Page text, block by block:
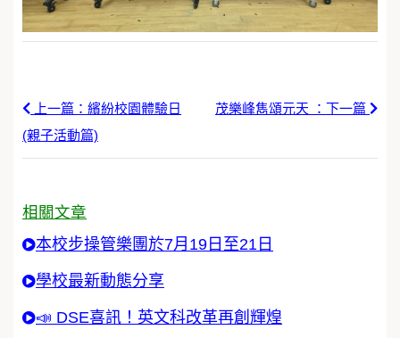
上一篇：繽紛校園體驗日
(親子活動篇)
茂樂峰雋頌元天 ：下一篇
相關文章
本校步操管樂團於7月19日至21日
學校最新動態分享
📣 DSE喜訊！英文科改革再創輝煌